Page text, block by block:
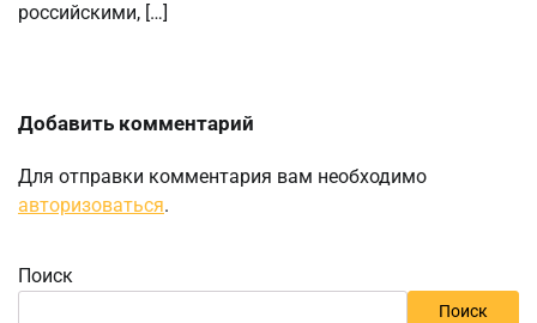
российскими, […]
Добавить комментарий
Для отправки комментария вам необходимо
авторизоваться.
Поиск
Поиск